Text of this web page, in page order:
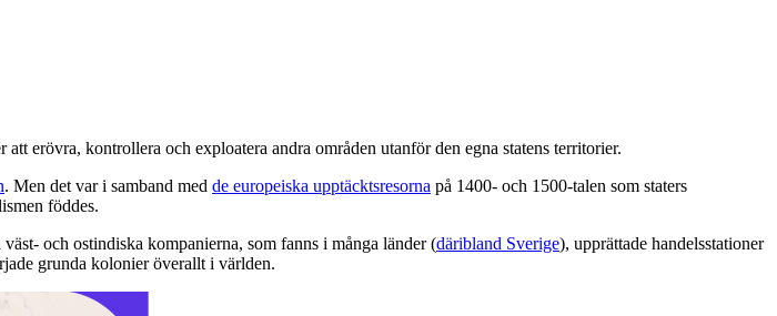
erövra, kontrollera och exploatera andra områden utanför den egna statens territorier.
. Men det var i samband med de europeiska upptäcktsresorna på 1400- och 1500-talen som staters
föddes.
och ostindiska kompanierna, som fanns i många länder (däribland Sverige), upprättade handelsstationer
grunda kolonier överallt i världen.